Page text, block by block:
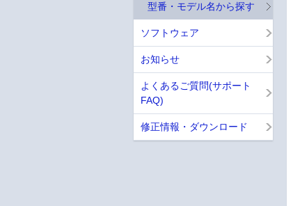
型番・モデル名から探す
ソフトウェア
お知らせ
よくあるご質問(サポート
FAQ)
修正情報・ダウンロード